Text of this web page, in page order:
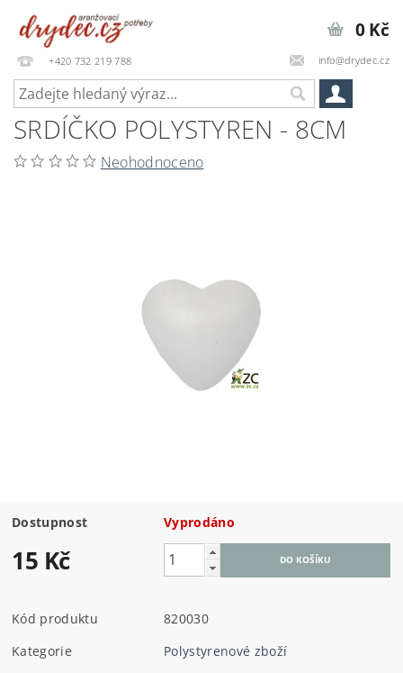
+420 732 219 788 info@drydec.cz
0 Kč
SRDÍČKO POLYSTYREN - 8CM
Neohodnoceno
Dostupnost Vyprodáno
15 Kč
Kód produktu
820030
Kategorie
Polystyrenové zboží